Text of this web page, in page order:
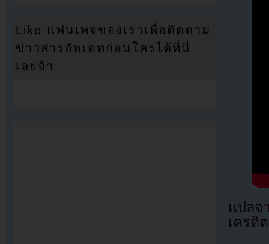
แปล
เครดิ
Like แฟนเพจของเราเพื่อติดตาม
ข่าวสารอัพเดทก่อนใครได้ที่นี่
เลยจ้า